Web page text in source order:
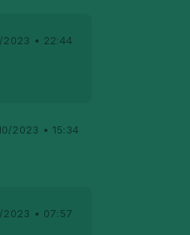
2023 • 22:44
2023 • 15:34
2023 • 07:57